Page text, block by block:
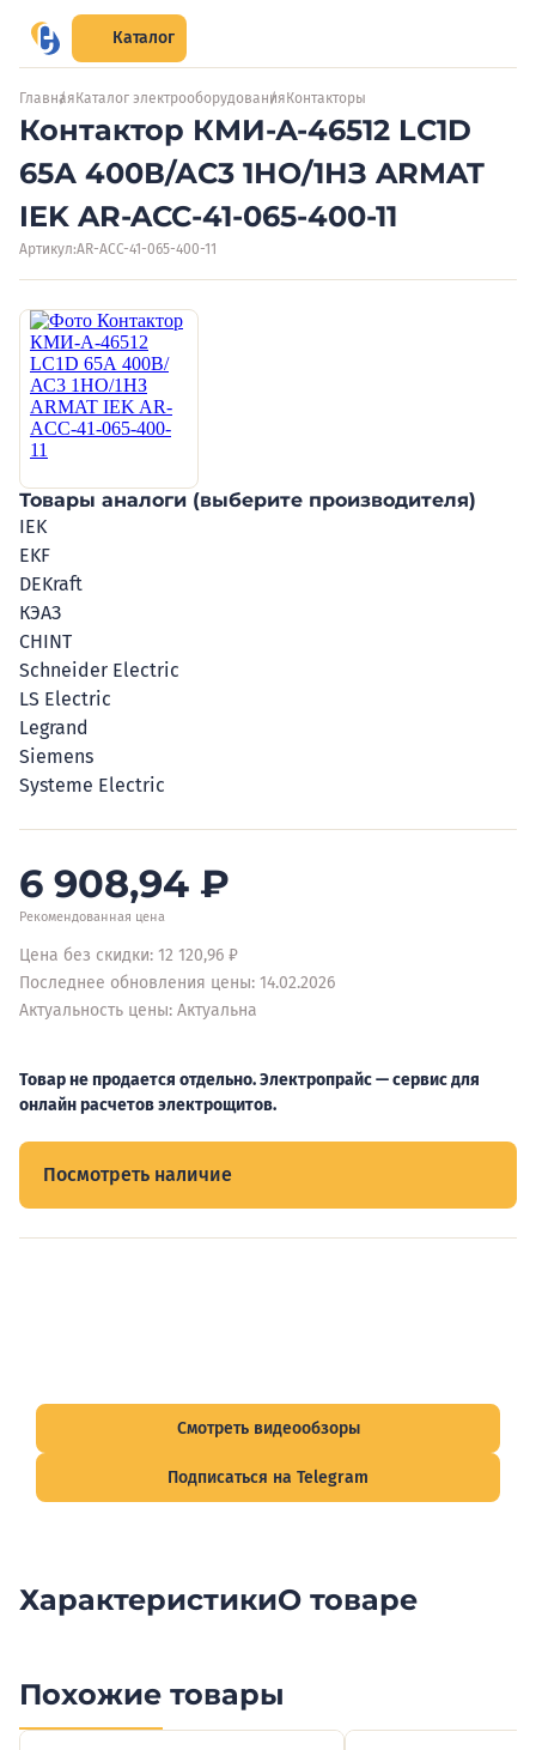
Каталог
Главная Каталог электрооборудования Контакторы
Контактор КМИ-А-46512 LC1D
65А 400В/АС3 1НО/1НЗ ARMAT
IEK AR-ACC-41-065-400-11
Артикул:AR-ACC-41-065-400-11
Товары аналоги (выберите производителя)
IEK
EKF
DEKraft
КЭАЗ
CHINT
Schneider Electric
LS Electric
Legrand
Siemens
Systeme Electric
6 908,94 ₽
Рекомендованная цена
Цена без скидки: 12 120,96 ₽
Последнее обновления цены: 14.02.2026
Актуальность цены: Актуальна
Товар не продается отдельно. Электропрайс — сервис для
онлайн расчетов электрощитов.
Посмотреть наличие
Смотреть видеообзоры
Подписаться на Telegram
ХарактеристикиО товаре
Похожие товары